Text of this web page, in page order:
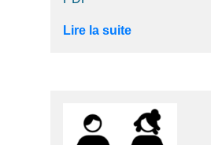
Lire la suite